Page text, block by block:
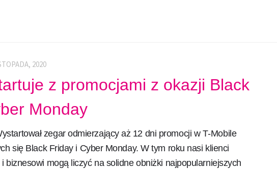
2020
z promocjami z okazji Black
Monday
zegar odmierzający aż 12 dni promocji w T‑Mobile
się Black Friday i Cyber Monday. W tym roku nasi klienci
biznesowi mogą liczyć na solidne obniżki najpopularniejszych